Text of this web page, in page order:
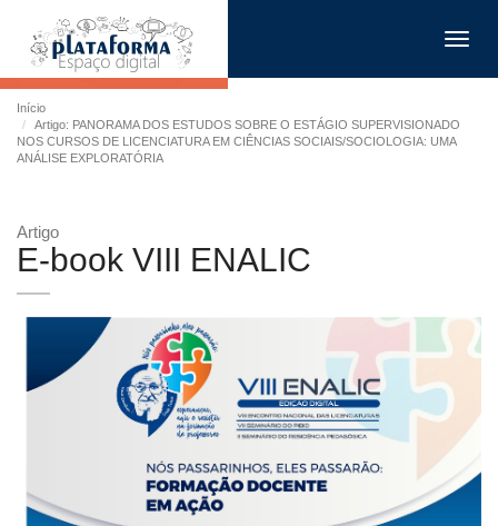
Início
Artigo: PANORAMA DOS ESTUDOS SOBRE O ESTÁGIO SUPERVISIONADO
NOS CURSOS DE LICENCIATURA EM CIÊNCIAS SOCIAIS/SOCIOLOGIA: UMA
ANÁLISE EXPLORATÓRIA
Artigo
E-book VIII ENALIC